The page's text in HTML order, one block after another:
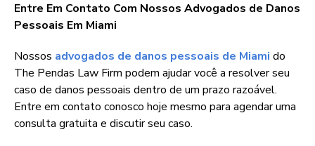
Entre Em Contato Com Nossos Advogados de Danos
Pessoais Em Miami
Nossos advogados de danos pessoais de Miami do
The Pendas Law Firm podem ajudar você a resolver seu
caso de danos pessoais dentro de um prazo razoável.
Entre em contato conosco hoje mesmo para agendar uma
consulta gratuita e discutir seu caso.